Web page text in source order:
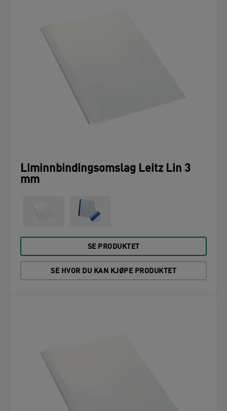
Liminnbindingsomslag Leitz Lin 3
mm
SE PRODUKTET
SE HVOR DU KAN KJØPE PRODUKTET